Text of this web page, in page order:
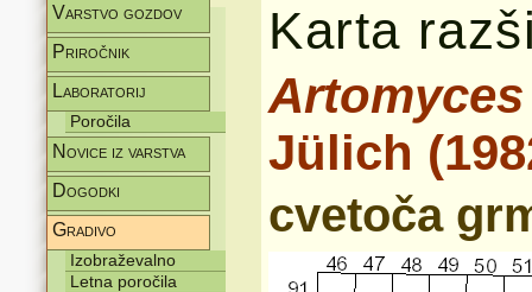
Varstvo gozdov
Priročnik
Laboratorij
Poročila
Novice iz varstva
Dogodki
Gradivo
Izobraževalno
Letna poročila
Karta
Jülich
cvetoča